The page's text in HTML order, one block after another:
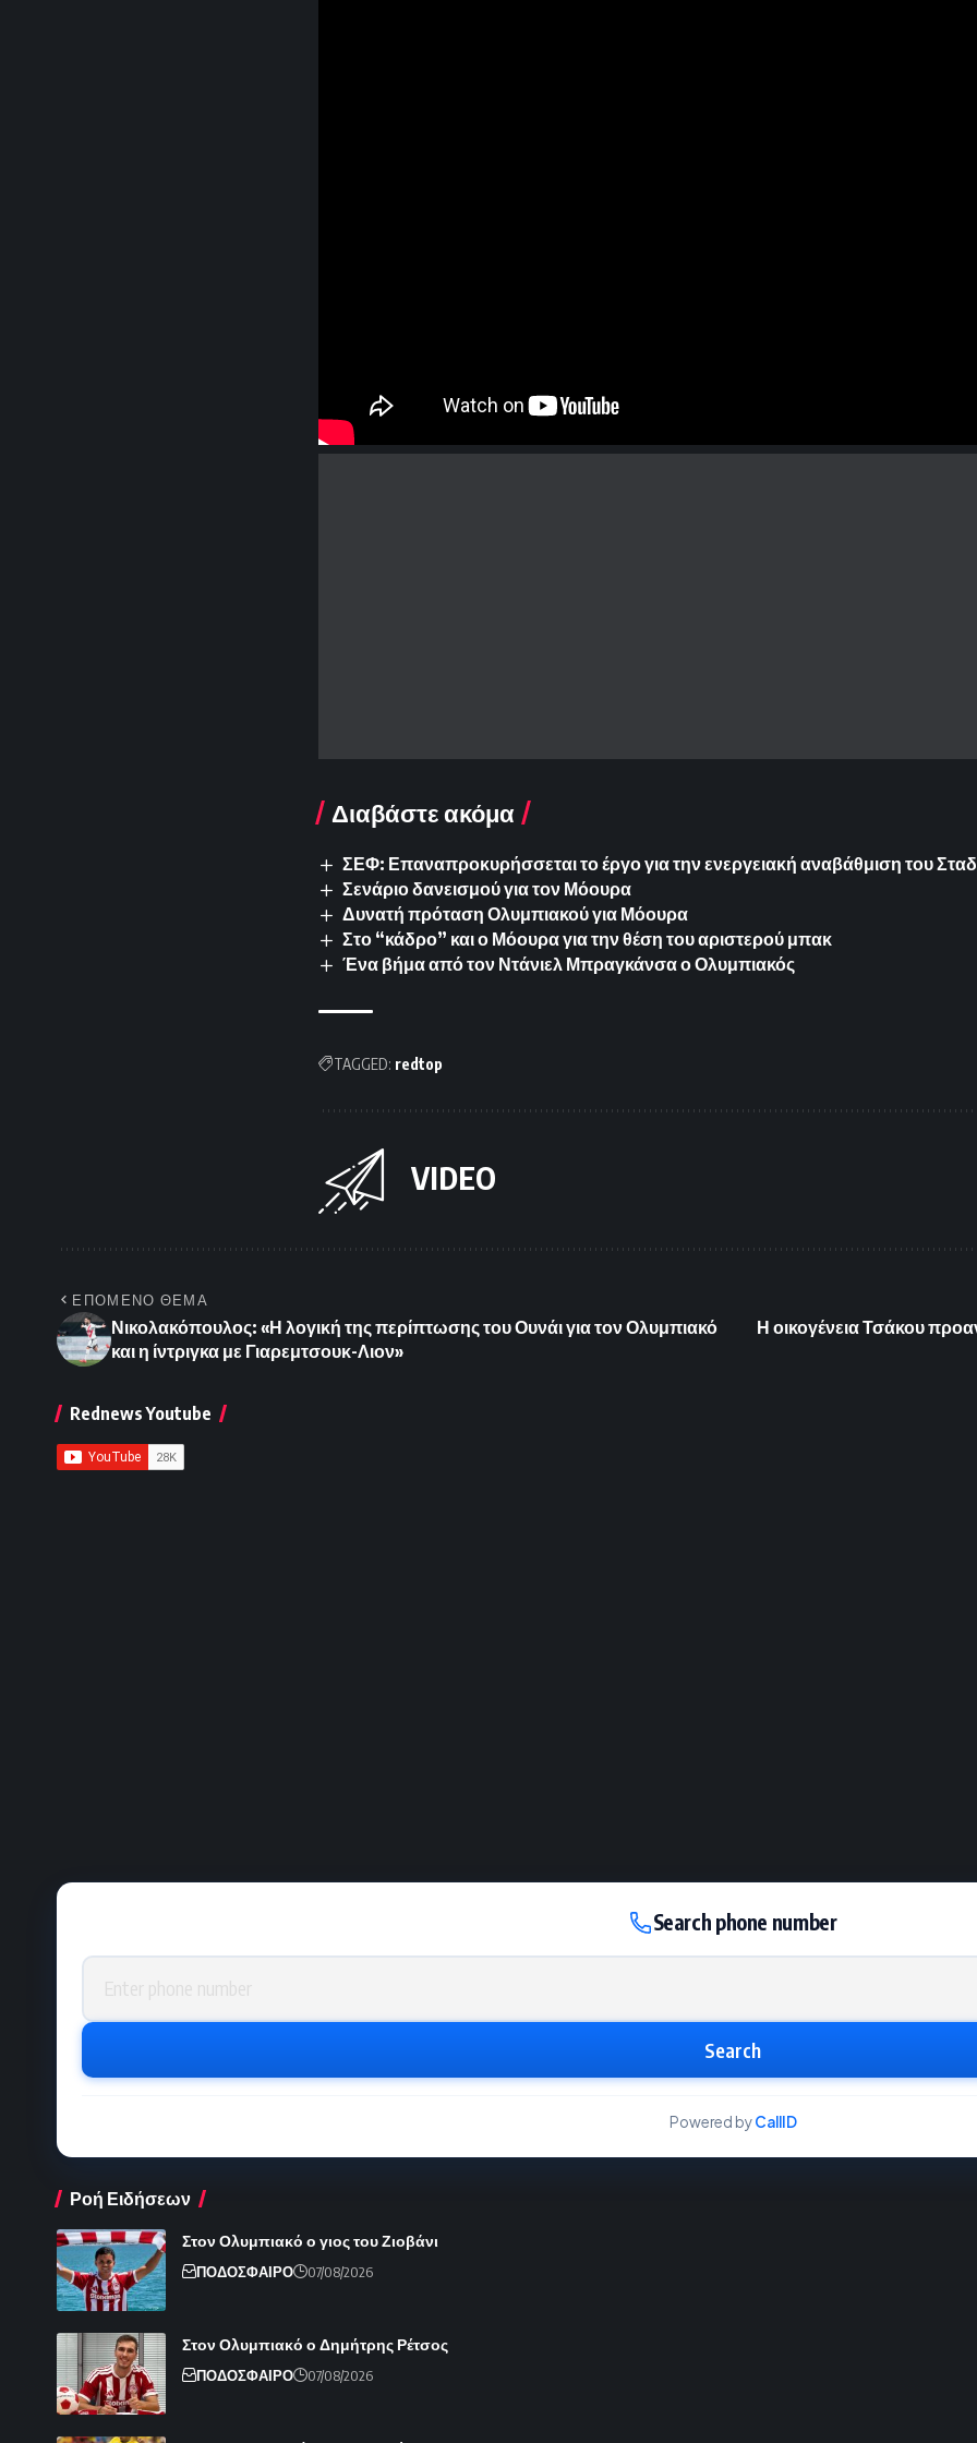
Διαβάστε ακόμα
ΣΕΦ: Επαναπροκυρήσσεται το έργο για την ενεργειακή αναβάθμιση του
Σενάριο δανεισμού για τον Μόουρα
Δυνατή πρόταση Ολυμπιακού για Μόουρα
Στο “κάδρο” και ο Μόουρα για την θέση του αριστερού μπακ
Ένα βήμα από τον Ντάνιελ Μπραγκάνσα ο Ολυμπιακός
TAGGED: redtop
VIDEO
ΕΠΟΜΕΝΟ ΘΕΜΑ
Νικολακόπουλος: «Η λογική της περίπτωσης του Ουνάι για τον Ολυμπιακό
και η ίντριγκα με Γιαρεμτσουκ-Λιον»
Η οικογένεια Τσάκου
Rednews Youtube
Search phone number
Phone number
Search
Powered byCallID
Ροή Ειδήσεων
Στον Ολυμπιακό ο γιος του Ζιοβάνι
ΠΟΔΟΣΦΑΙΡΟ 07/08/2026
Στον Ολυμπιακό ο Δημήτρης Ρέτσος
ΠΟΔΟΣΦΑΙΡΟ 07/08/2026